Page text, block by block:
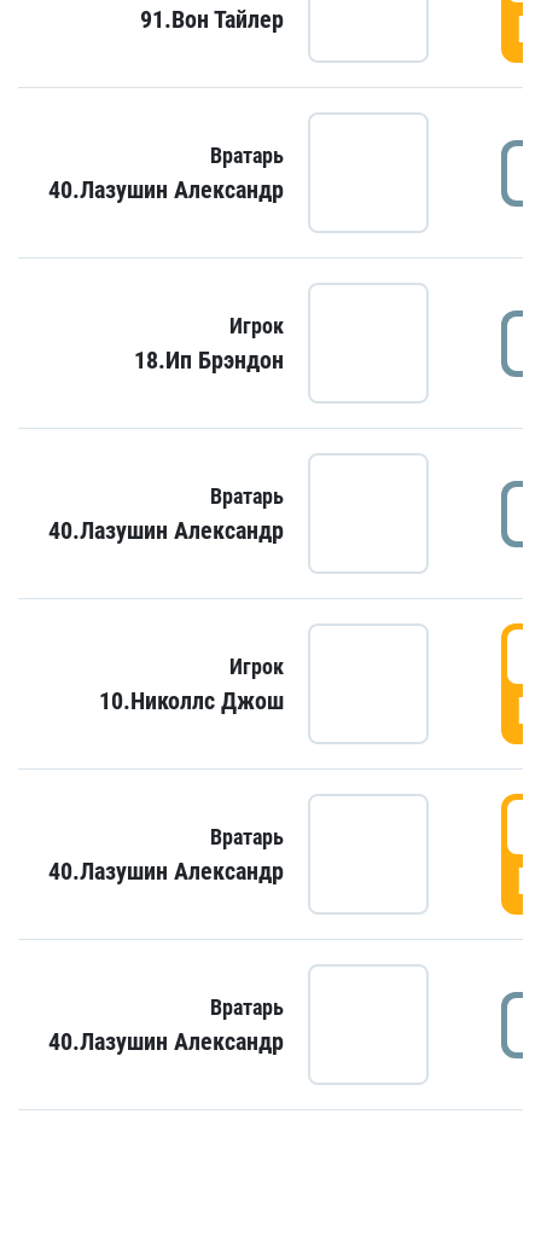
91.Вон Тайлер
Вратарь
40.Лазушин Александр
Игрок
18.Ип Брэндон
Вратарь
40.Лазушин Александр
Игрок
10.Николлс Джош
Вратарь
40.Лазушин Александр
Вратарь
40.Лазушин Александр